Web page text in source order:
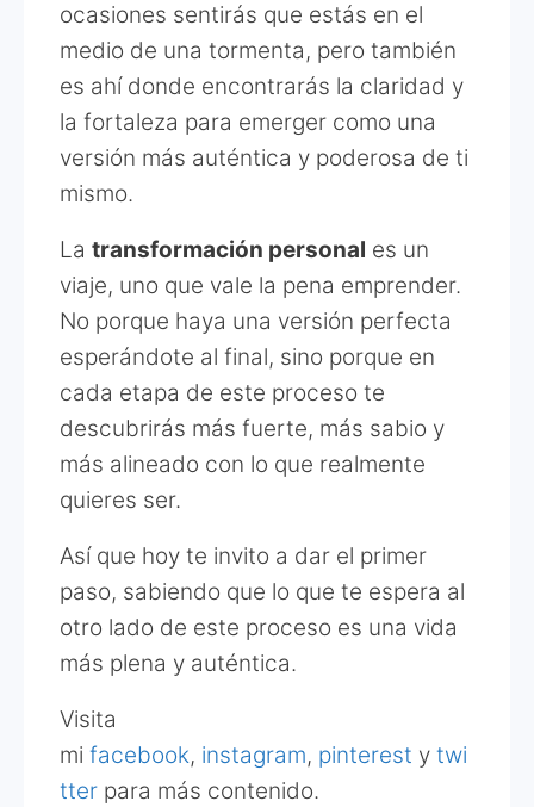
ocasiones sentirás que estás en el
medio de una tormenta, pero también
es ahí donde encontrarás la claridad y
la fortaleza para emerger como una
versión más auténtica y poderosa de ti
mismo.
La transformación personal es un
viaje, uno que vale la pena emprender.
No porque haya una versión perfecta
esperándote al final, sino porque en
cada etapa de este proceso te
descubrirás más fuerte, más sabio y
más alineado con lo que realmente
quieres ser.
Así que hoy te invito a dar el primer
paso, sabiendo que lo que te espera al
otro lado de este proceso es una vida
más plena y auténtica.
Visita
mi facebook, instagram, pinterest y twi
tter para más contenido.